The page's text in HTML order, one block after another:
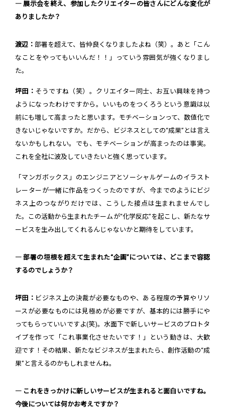
― 展示会を終え、参加したクリエイターの皆さんにどんな変化が
ありましたか？
渡辺： 部署を超えて、皆仲良くなりましたよね（笑）。あと「こん
なことをやってもいいんだ！！」っていう雰囲気が強くなりまし
た。
坪田： そうですね（笑）。クリエイター同士、お互い興味を持つ
ようになったわけですから。いいものをつくろうという意識は以
前にも増して高まったと思います。モチベーションって、数値化で
きないじゃないですか。だから、ビジネスとしての“成果”とは言え
ないかもしれない。でも、モチベーションが高まったのは事実。
これを全社に波及していきたいと強く思っています。
「マンガボックス」のエンジニアとソーシャルゲームのイラスト
レーターが一緒に作品をつくったのですが、今までのようにビジ
ネス上のつながりだけでは、こうした接点は生まれませんでし
た。この活動から生まれたチームが“化学反応”を起こし、新たなサ
ービスを生み出してくれるんじゃないかと期待をしています。
― 部署の垣根を超えて生まれた“企画”については、どこまで容認
するのでしょうか？
坪田： ビジネス上の決裁が必要なものや、ある程度の予算やリソ
ースが必要なものには見極めが必要ですが、基本的には勝手にや
ってもらっていいですよ(笑)。水面下で新しいサービスのプロトタ
イプを作って「これ事業化させたいです！」という動きは、大歓
迎です！その結果、新たなビジネスが生まれたら、創作活動の“成
果”と言えるのかもしれませんね。
― これをきっかけに新しいサービスが生まれると面白いですね。
今後については何かお考えですか？